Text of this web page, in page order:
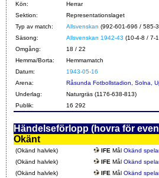
Kön:
Herrar
Sektion:
Representationslaget
Typ av match:
Allsvenskan (992-601-696 / 585-
Säsong:
Allsvenskan 1942-43 (10-4-8 / 7-
Omgång:
18 / 22
Hemma/Borta:
Hemmamatch
Datum:
1943-05-16
Arena:
Råsunda Fotbollstadion, Solna,
Underlag:
Naturgräs (1176-638-813)
Publik:
16 292
Händelseförlopp (hovra för
Okänt
(Okänd halvlek) IFE Mål Okänd
(Okänd halvlek)
IFE Mål Okänd
(Okänd halvlek)
IFE Mål Okänd